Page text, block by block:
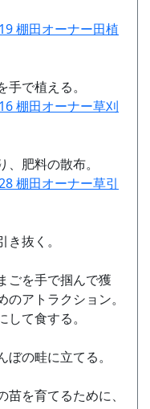
棚田オーナー田植
で植える。
棚田オーナー草刈
肥料の散布。
棚田オーナー草引
抜く。
ごを手で掴んで獲
アトラクション。
て食する。
の畦に立てる。
を育てるために、